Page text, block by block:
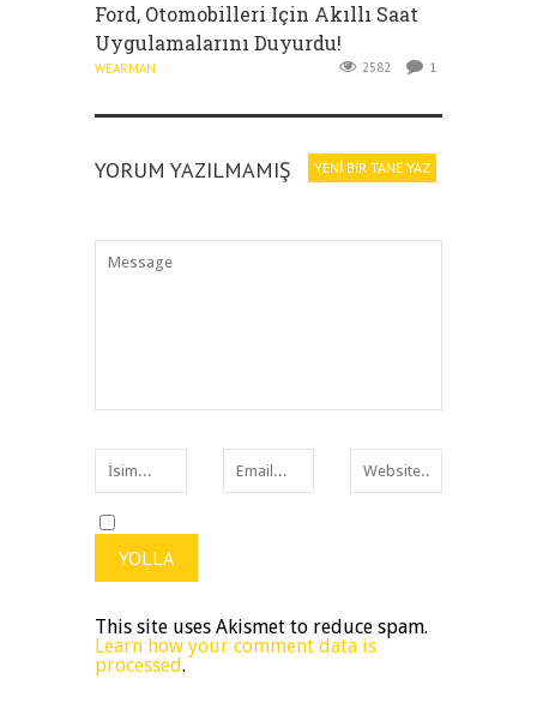
Ford, Otomobilleri Için Akıllı Saat
Uygulamalarını Duyurdu!
WEARMAN 2582 1
YORUM YAZILMAMIŞ YENI BIR TANE YAZ
This site uses Akismet to reduce spam.
Learn how your comment data is
processed.